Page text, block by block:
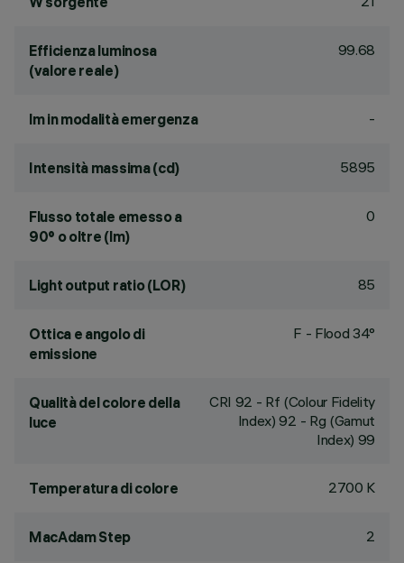
Efficienza luminosa
(valore reale)
99.68
lm in modalità emergenza -
Intensità massima (cd) 5895
Flusso totale emesso a
90° o oltre (lm)
0
Light output ratio (LOR) 85
Ottica e angolo di
emissione
F - Flood 34°
Qualità del colore della
luce
CRI 92 - Rf (Colour Fidelity
Index) 92 - Rg (Gamut
Index) 99
Temperatura di colore 2700 K
MacAdam Step 2